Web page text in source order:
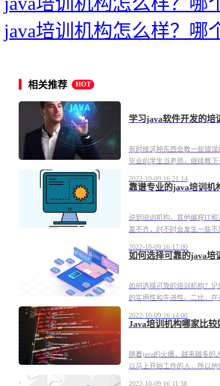
java培训机构怎么样？哪
相关推荐 HOT
学习java软件开发的培
有时候这种东西会教一些错
毕业的学生当老师，继续教
2022-10-09 16:21:14
靠谱专业的java培训机
说到培训机构，其他编程IT
差不齐，时不时会发生一些
2022-10-09 16:17:00
如何选择可靠的java培
如何选择可靠的培训机构？
的实用性和先进性。二比，
2022-10-09 16:14:00
Java培训机构哪家比
随着java的火爆，越来越多的
以马上开始工作的人，所以
2022-10-09 16:11:38